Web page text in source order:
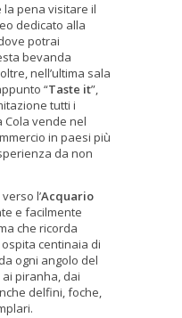
la pena visitare il
dedicato alla
potrai
bevanda
nell’ultima sala
“Taste it”,
tutti i
Cola vende nel
in paesi più
da non
l’Acquario
e facilmente
che ricorda
centinaia di
ogni angolo del
piranha, dai
delfini, foche,